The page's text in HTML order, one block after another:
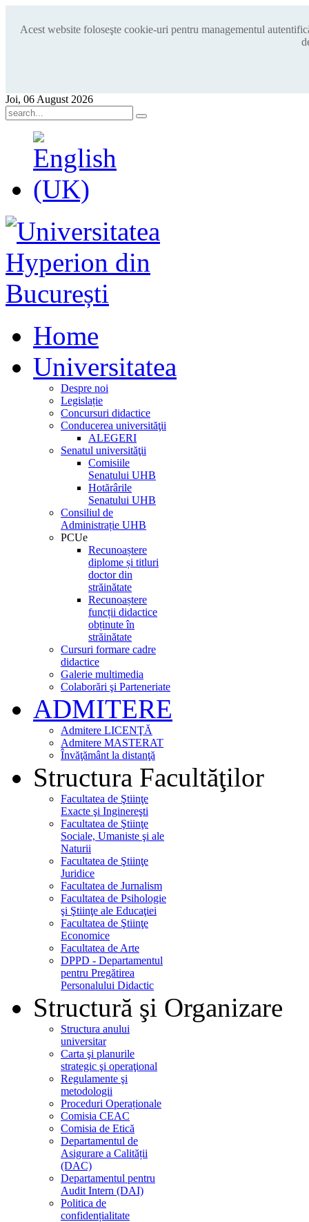
Acest website foloseşte cookie-uri pentru managementul
Joi, 06 August 2026
Home
Universitatea
Despre noi
Legislație
Concursuri didactice
Conducerea universităţii
ALEGERI
Senatul universităţii
Comisiile
Senatului UHB
Hotărârile
Senatului UHB
Consiliul de
Administrație UHB
PCUe
Recunoaștere
diplome și titluri
doctor din
străinătate
Recunoaștere
funcții didactice
obținute în
străinătate
Cursuri formare cadre
didactice
Galerie multimedia
Colaborări şi Parteneriate
ADMITERE
Admitere LICENŢĂ
Admitere MASTERAT
Învăţământ la distanţă
Structura Facultăţilor
Facultatea de Ştiinţe
Exacte şi Inginereşti
Facultatea de Ştiinţe
Sociale, Umaniste şi ale
Naturii
Facultatea de Ştiinţe
Juridice
Facultatea de Jurnalism
Facultatea de Psihologie
şi Ştiinţe ale Educaţiei
Facultatea de Ştiinţe
Economice
Facultatea de Arte
DPPD - Departamentul
pentru Pregătirea
Personalului Didactic
Structură şi Organizare
Structura anului
universitar
Carta şi planurile
strategic şi operaţional
Regulamente şi
metodologii
Proceduri Operaționale
Comisia CEAC
Comisia de Etică
Departamentul de
Asigurare a Calității
(DAC)
Departamentul pentru
Audit Intern (DAI)
Politica de
confidențialitate